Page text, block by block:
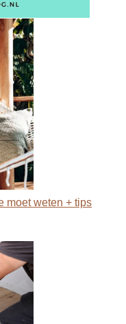
moet weten + tips